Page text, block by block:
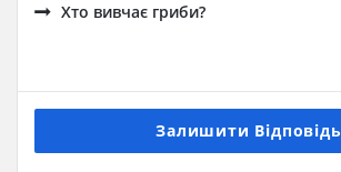
Хто вивчає гриби?
Залишити Відповідь